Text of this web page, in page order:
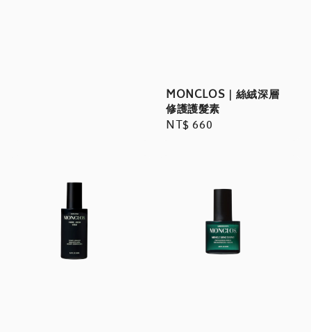
MONCLOS｜絲絨深層
修護護髮素
Regular
NT$ 660